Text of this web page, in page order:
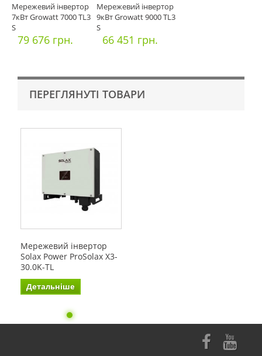
Мережевий інвертор
7кВт Growatt 7000 TL3
S
79 676 грн.
Мережевий інвертор
9кВт Growatt 9000 TL3
S
66 451 грн.
ПЕРЕГЛЯНУТІ ТОВАРИ
Мережевий інвертор
Solax Power ProSolax X3-
30.0K-TL
Детальніше